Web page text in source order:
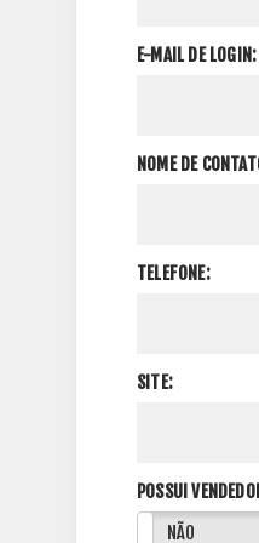
E-MAIL DE LOGIN:
NOME DE
TELEFONE:
SITE:
POSSUI
NÃO